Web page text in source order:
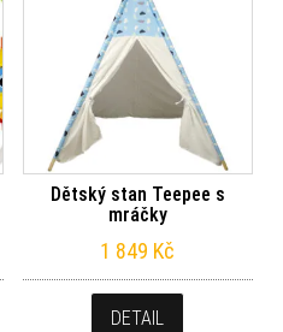
Dětský stan Teepee s
mráčky
1 849 Kč
DETAIL